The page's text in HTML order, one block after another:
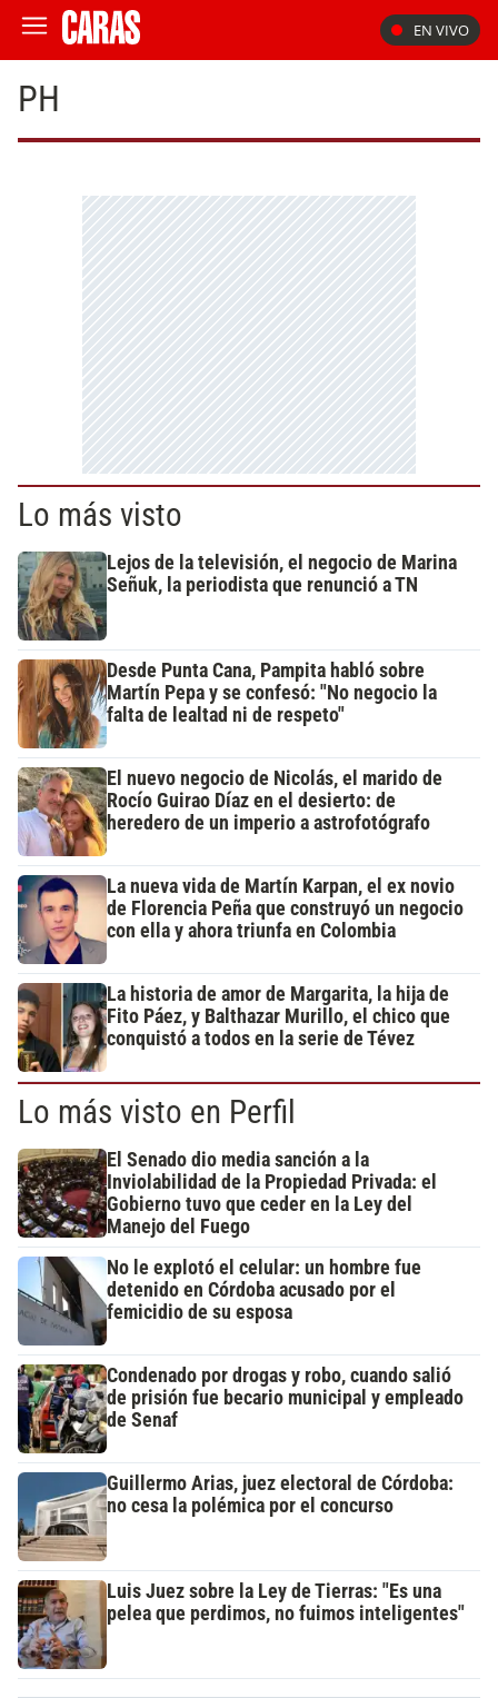
EN VIVO
PH
Lo más visto
Lejos de la televisión, el negocio de Marina
Señuk, la periodista que renunció a TN
Desde Punta Cana, Pampita habló sobre
Martín Pepa y se confesó: "No negocio la
falta de lealtad ni de respeto"
El nuevo negocio de Nicolás, el marido de
Rocío Guirao Díaz en el desierto: de
heredero de un imperio a astrofotógrafo
La nueva vida de Martín Karpan, el ex novio
de Florencia Peña que construyó un negocio
con ella y ahora triunfa en Colombia
La historia de amor de Margarita, la hija de
Fito Páez, y Balthazar Murillo, el chico que
conquistó a todos en la serie de Tévez
Lo más visto en Perfil
El Senado dio media sanción a la
Inviolabilidad de la Propiedad Privada: el
Gobierno tuvo que ceder en la Ley del
Manejo del Fuego
No le explotó el celular: un hombre fue
detenido en Córdoba acusado por el
femicidio de su esposa
Condenado por drogas y robo, cuando salió
de prisión fue becario municipal y empleado
de Senaf
Guillermo Arias, juez electoral de Córdoba:
no cesa la polémica por el concurso
Luis Juez sobre la Ley de Tierras: "Es una
pelea que perdimos, no fuimos inteligentes"